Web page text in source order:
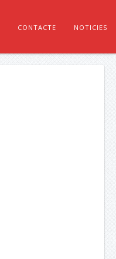
CONTACTE NOTICIES